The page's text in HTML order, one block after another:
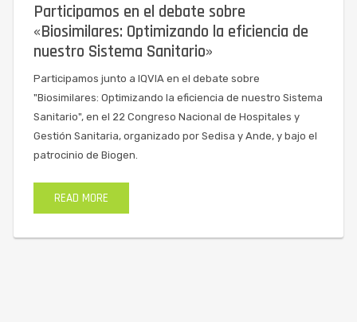
Participamos en el debate sobre
«Biosimilares: Optimizando la eficiencia de
nuestro Sistema Sanitario»
Participamos junto a IQVIA en el debate sobre
"Biosimilares: Optimizando la eficiencia de nuestro Sistema
Sanitario", en el 22 Congreso Nacional de Hospitales y
Gestión Sanitaria, organizado por Sedisa y Ande, y bajo el
patrocinio de Biogen.
READ MORE